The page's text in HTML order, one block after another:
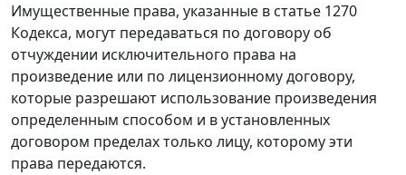
Имущественные права, указанные в статье 1270
Кодекса, могут передаваться по договору об
отчуждении исключительного права на
произведение или по лицензионному договору,
которые разрешают использование произведения
определенным способом и в установленных
договором пределах только лицу, которому эти
права передаются.